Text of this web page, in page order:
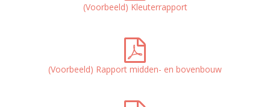
(Voorbeeld) Kleuterrapport
(Voorbeeld) Rapport midden- en bovenbouw